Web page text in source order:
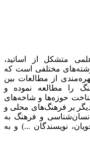
متشکل از اساتید،
رشته‌های مختلفی است که
از مطالعات بین
را مطالعه نموده و
حوزه‌ها و شاخه‌های
بر فرهنگ‌های محلی و
و فرهنگ به
نویسندگان ...) و به